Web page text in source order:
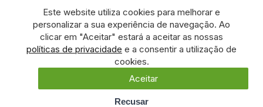
Este website utiliza cookies para melhorar e
personalizar a sua experiência de navegação. Ao
clicar em "Aceitar" estará a aceitar as nossas
políticas de privacidade e a consentir a utilização de
cookies.
Aceitar
Recusar